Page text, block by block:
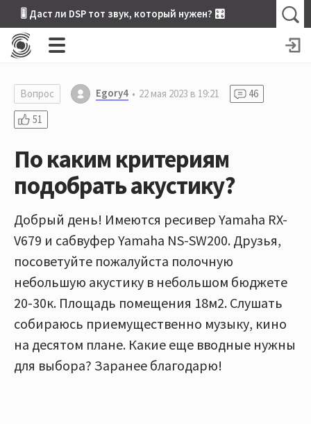
🎚 Даст ли DSP тот звук, который нужен? 🎛
Вопрос Egory4 22 мая 2023 в 19:21
46
51
По каким критериям
подобрать акустику?
Добрый день! Имеются ресивер Yamaha RX-
V679 и сабвуфер Yamaha NS-SW200. Друзья,
посоветуйте пожалуйста полочную
небольшую акустику в небольшом бюджете
20-30к. Площадь помещения 18м2. Слушать
собираюсь приемущественно музыку, кино
на десятом плане. Какие еще вводные нужны
для выбора? Заранее благодарю!